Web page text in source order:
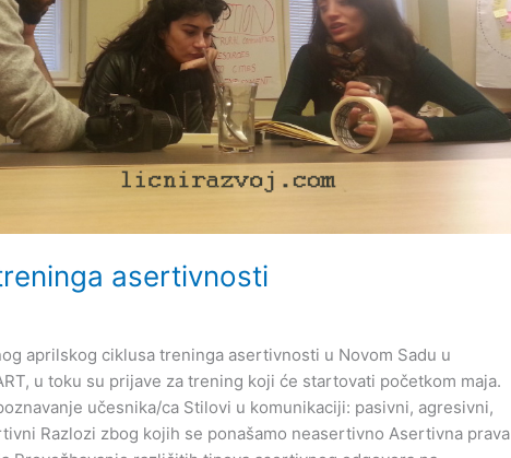
asertivnosti
aprilskog ciklusa treninga asertivnosti u Novom Sadu u
u toku su prijave za trening koji će startovati početkom maja.
učesnika/ca Stilovi u komunikaciji: pasivni, agresivni,
Razlozi zbog kojih se ponašamo neasertivno Asertivna prava